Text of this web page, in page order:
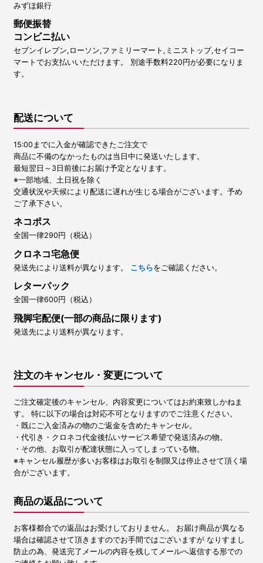
みずほ銀行
郵便振替
コンビニ払い
セブンイレブン,ローソン,ファミリーマート,ミニストップ,セイコー
マートでお支払いいただけます。 別途手数料220円が必要になりま
す。
配送について
15:00までに入金が確認できたご注文で
商品に不備のなかったものは当日中に発送いたします。
最短翌日～3日前後にお届け予定となります。
※一部地域、土日祝を除く
交通状況や天候により配送に遅れが生じる場合がございます。予め
ご了承下さい。
ネコポス
全国一律290円（税込）
クロネコ宅急便
発送先により送料が異なります。 こちらをご確認ください。
レターパック
全国一律600円（税込）
飛脚宅配便(一部の商品に限ります)
発送先により送料が異なります。
注文のキャンセル・変更について
ご注文確定後のキャンセル、内容変更についてはお約束致しかねま
す。 特に以下の場合は対応不可となりますのでご注意ください。
・既にご入金済みの物のご返金を含めたキャンセル。
・代引き・クロネコ代金後払いサービス希望で発送済みの物。
・その他、お取引が配達状態に入ってしまっている物。
※キャンセル履歴が多いお客様はお取引を制限又は停止させて頂く場
合がございます。
商品の返品について
お客様都合での返品はお受けしておりません。 お届け商品が異なる
場合は確認させて頂きますのでお手間ではございますが なりすまし
防止の為、発送完了メールの内容を残してメールへ返信する形での